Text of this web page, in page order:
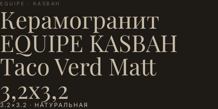
EQUIPE · KASBAH
Керамогранит
EQUIPE KASBAH
Taco Verd Matt
3,2х3,2
3.2×3.2 · НАТУРАЛЬНАЯ